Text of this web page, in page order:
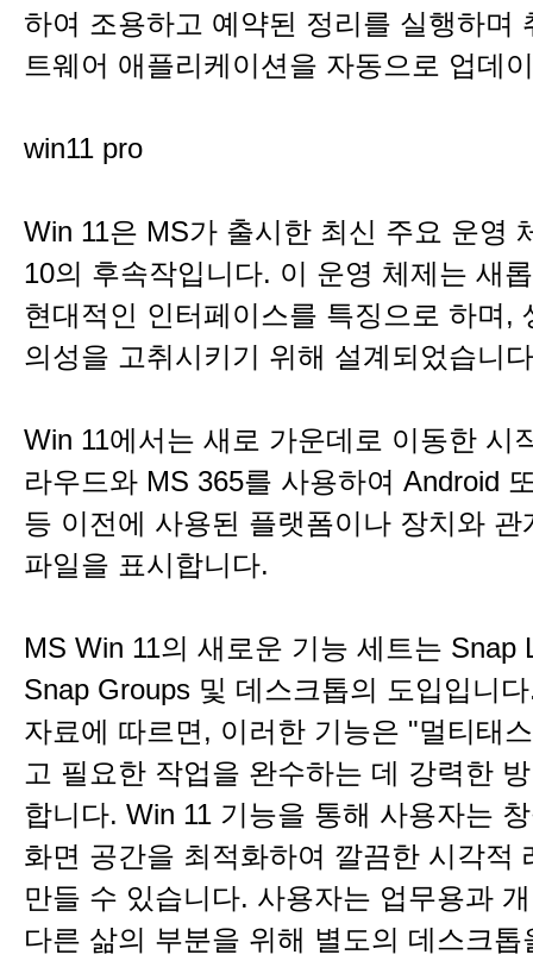
하여 조용하고 예약된 정리를 실행하며
트웨어 애플리케이션을 자동으로 업데
win11 pro
Win 11은 MS가 출시한 최신 주요 운영
10의 후속작입니다. 이 운영 체제는 새
현대적인 인터페이스를 특징으로 하며,
의성을 고취시키기 위해 설계되었습니
Win 11에서는 새로 가운데로 이동한 시
라우드와 MS 365를 사용하여 Android
등 이전에 사용된 플랫폼이나 장치와 관
파일을 표시합니다.
MS Win 11의 새로운 기능 세트는 Snap
Snap Groups 및 데스크톱의 도입입니
자료에 따르면, 이러한 기능은 "멀티태
고 필요한 작업을 완수하는 데 강력한
합니다. Win 11 기능을 통해 사용자는
화면 공간을 최적화하여 깔끔한 시각적
만들 수 있습니다. 사용자는 업무용과
다른 삶의 부분을 위해 별도의 데스크톱